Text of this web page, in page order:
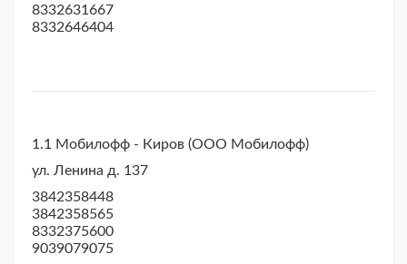
8332631667
8332646404
1.1 Мобилофф - Киров (ООО Мобилофф)
ул. Ленина д. 137
3842358448
3842358565
8332375600
9039079075